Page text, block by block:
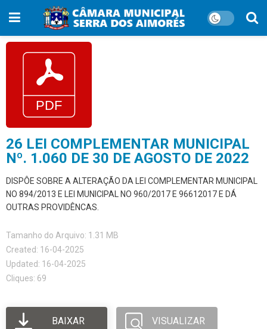
26 LEI COMPLEMENTAR MUNICIPAL
Nº. 1.060 DE 30 DE AGOSTO DE 2022
DISPÔE SOBRE A ALTERAÇÃO DA LEI COMPLEMENTAR MUNICIPAL
NO 894/2013 E LEI MUNICIPAL NO 960/2017 E 96612017 E DÁ
OUTRAS PROVIDÊNCAS.
Tamanho do Arquivo: 1.31 MB
Created: 16-04-2025
Updated: 16-04-2025
Cliques: 69
BAIXAR VISUALIZAR